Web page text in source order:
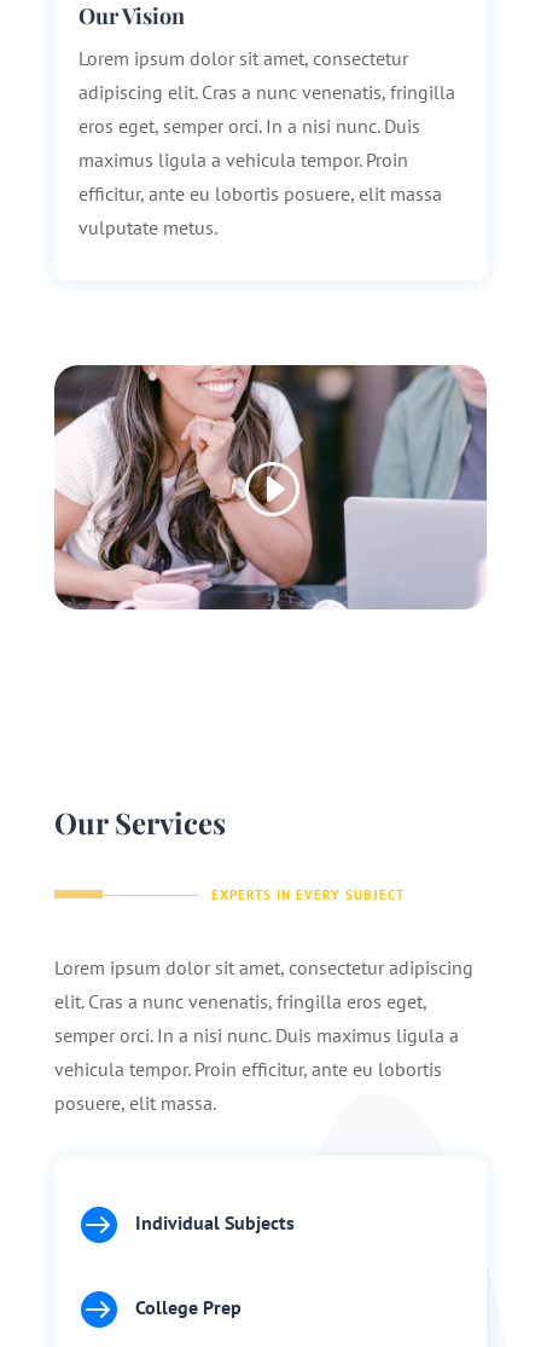
Our Vision
Lorem ipsum dolor sit amet, consectetur
adipiscing elit. Cras a nunc venenatis, fringilla
eros eget, semper orci. In a nisi nunc. Duis
maximus ligula a vehicula tempor. Proin
efficitur, ante eu lobortis posuere, elit massa
vulputate metus.
Our Services
EXPERTS IN EVERY SUBJECT
Lorem ipsum dolor sit amet, consectetur adipiscing
elit. Cras a nunc venenatis, fringilla eros eget,
semper orci. In a nisi nunc. Duis maximus ligula a
vehicula tempor. Proin efficitur, ante eu lobortis
posuere, elit massa.
 Individual Subjects
 College Prep